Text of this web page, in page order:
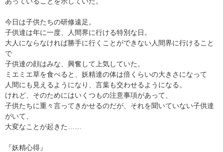
今日は子供たちの研修遠足。
子供達は年に一度、人間界に行ける特別な日。
大人にならなければ勝手に行くことができない人間界に行けること
で
子供達の顔はみな、興奮して上気していた。
ミエミエ草を食べると、妖精達の体は倍くらいの大きさになって
人間にも見えるようになり、言葉も交わせるようになる。
けれど、そのためにはいくつもの注意事項があって、
子供たちに重々言ってきかせるのだが、それを聞いていない子供達
がいて、
大変なことが起きた……
『妖精心得』